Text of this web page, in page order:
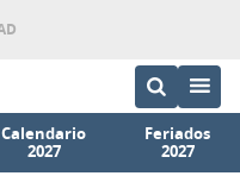
Calendario
2027
Feriados
2027